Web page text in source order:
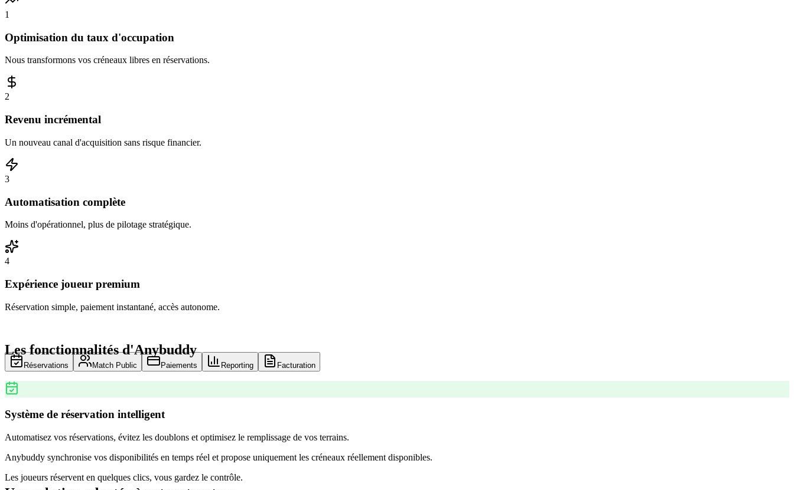
1
Optimisation du taux d'occupation
Nous transformons vos créneaux libres en réservations.
2
Revenu incrémental
Un nouveau canal d'acquisition sans risque financier.
3
Automatisation complète
Moins d'opérationnel, plus de pilotage stratégique.
4
Expérience joueur premium
Réservation simple, paiement instantané, accès autonome.
Les fonctionnalités d'Anybuddy
Réservations Match Public Paiements Reporting Facturation
Système de réservation intelligent
Automatisez vos réservations, évitez les doublons et optimisez le remplissage de vos terrains.
Anybuddy synchronise vos disponibilités en temps réel et propose uniquement les créneaux réellement disponibles.
Les joueurs réservent en quelques clics, vous gardez le contrôle.